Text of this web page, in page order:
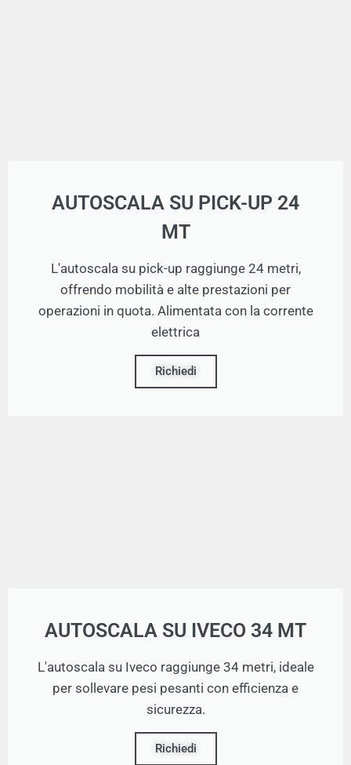
AUTOSCALA SU PICK-UP 24
MT
L'autoscala su pick-up raggiunge 24 metri,
offrendo mobilità e alte prestazioni per
operazioni in quota. Alimentata con la corrente
elettrica
Richiedi
AUTOSCALA SU IVECO 34 MT
L'autoscala su Iveco raggiunge 34 metri, ideale
per sollevare pesi pesanti con efficienza e
sicurezza.
Richiedi